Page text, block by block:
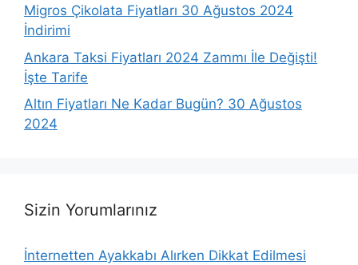
Migros Çikolata Fiyatları 30 Ağustos 2024
İndirimi
Ankara Taksi Fiyatları 2024 Zammı İle Değişti!
İşte Tarife
Altın Fiyatları Ne Kadar Bugün? 30 Ağustos
2024
Sizin Yorumlarınız
İnternetten Ayakkabı Alırken Dikkat Edilmesi